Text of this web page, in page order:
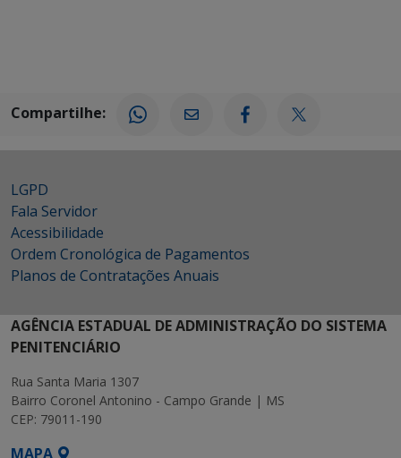
Compartilhe:
LGPD
Fala Servidor
Acessibilidade
Ordem Cronológica de Pagamentos
Planos de Contratações Anuais
AGÊNCIA ESTADUAL DE ADMINISTRAÇÃO DO SISTEMA
PENITENCIÁRIO
Rua Santa Maria 1307
Bairro Coronel Antonino - Campo Grande | MS
CEP: 79011-190
MAPA